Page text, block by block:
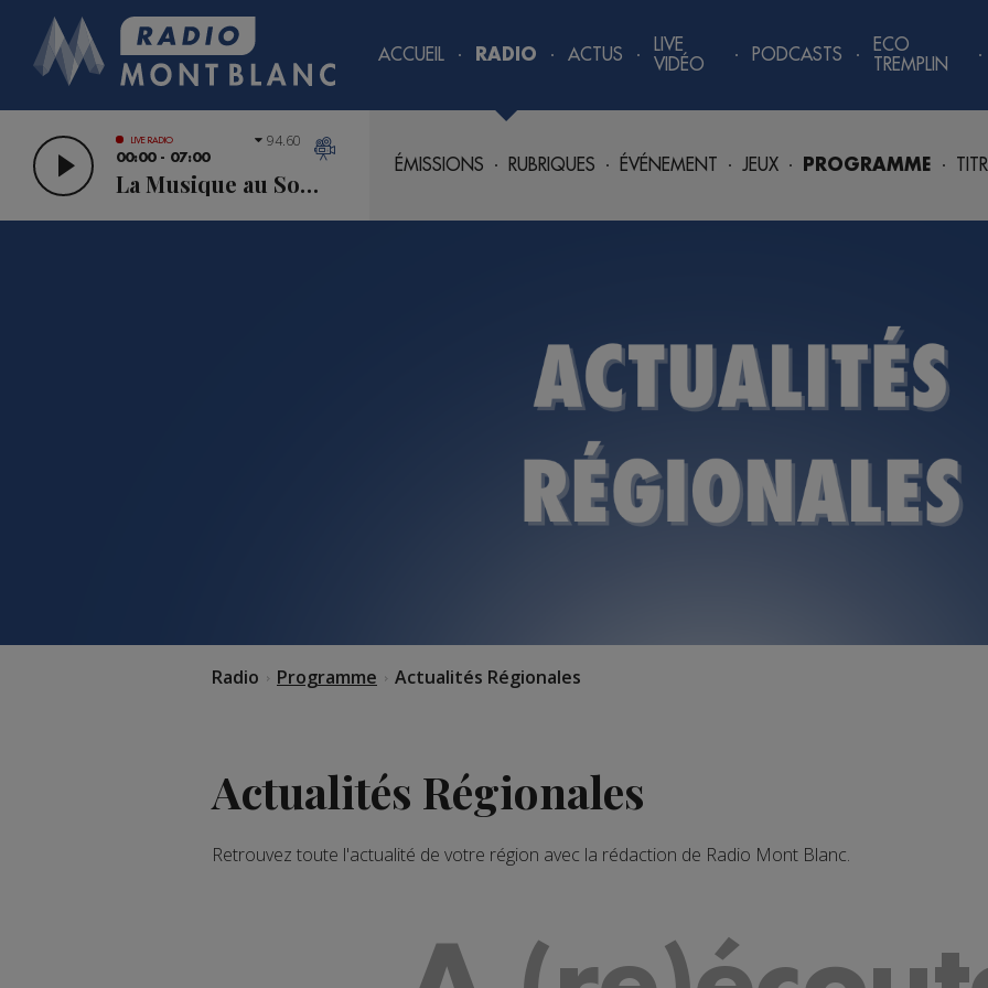
ACCUEIL RADIO
ÉMISSIONS RUBRIQUES ÉVÉNEMENT JEUX PROGRAMME
ACTUS
LIVE
VIDÉO
PODCASTS
ECO
TREMPLIN
LIVE RADIO
00:00 - 07:00
La Musique au Sommet
94.60
Radio Programme Actualités Régionales
Actualités Régionales
Retrouvez toute l'actualité de votre région avec la rédaction de Radio Mont Blanc.